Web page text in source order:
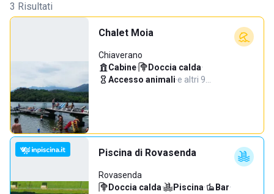
3 Risultati
Chalet Moia
Chiaverano
Cabine· Doccia calda·
Accesso animali·e altri 9…
Piscina di Rovasenda
Rovasenda
Doccia calda· Piscina· Bar·